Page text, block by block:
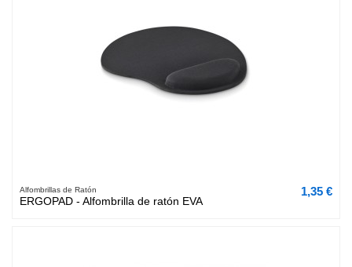
Alfombrillas de Ratón
ERGOPAD - Alfombrilla de ratón EVA
1,35 €